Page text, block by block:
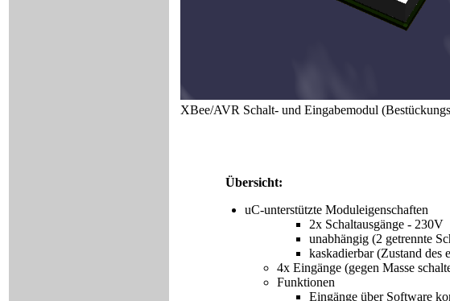
XBee/AVR Schalt- und Eingabemodul
Übersicht:
uC-unterstützte Moduleigenschaften
2x Schaltausgänge - 230V
unabhängig (2 getrennte
kaskadierbar (Zustand des
4x Eingänge (gegen Masse
Funktionen
Eingänge über Software